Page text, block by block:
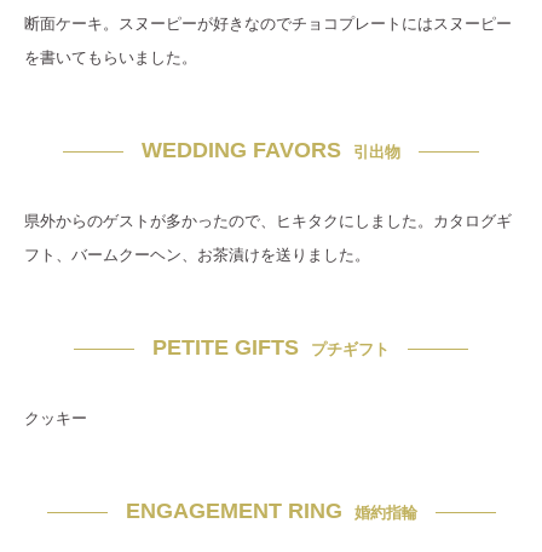
断面ケーキ。スヌーピーが好きなのでチョコプレートにはスヌーピー
を書いてもらいました。
WEDDING FAVORS 引出物
県外からのゲストが多かったので、ヒキタクにしました。カタログギ
フト、バームクーヘン、お茶漬けを送りました。
PETITE GIFTS プチギフト
クッキー
ENGAGEMENT RING 婚約指輪